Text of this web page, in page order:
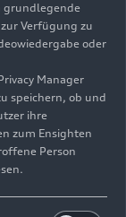
einen
fährt
Der
die Hälfte
an
Sechs
grundlegende
Verfügung zu
oder
Manager
speichern, ob und
ihre
zum Ensighten
Person